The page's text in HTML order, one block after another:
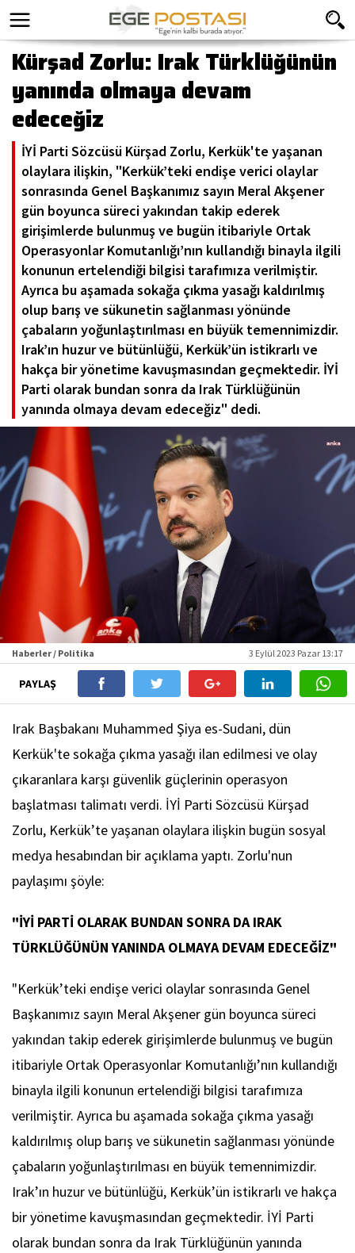
Kürşad Zorlu: Irak Türklüğünün
yanında olmaya devam
edeceğiz
İYİ Parti Sözcüsü Kürşad Zorlu, Kerkük'te yaşanan
olaylara ilişkin, "Kerkük’teki endişe verici olaylar
sonrasında Genel Başkanımız sayın Meral Akşener
gün boyunca süreci yakından takip ederek
girişimlerde bulunmuş ve bugün itibariyle Ortak
Operasyonlar Komutanlığı’nın kullandığı binayla ilgili
konunun ertelendiği bilgisi tarafımıza verilmiştir.
Ayrıca bu aşamada sokağa çıkma yasağı kaldırılmış
olup barış ve sükunetin sağlanması yönünde
çabaların yoğunlaştırılması en büyük temennimizdir.
Irak’ın huzur ve bütünlüğü, Kerkük’ün istikrarlı ve
hakça bir yönetime kavuşmasından geçmektedir. İYİ
Parti olarak bundan sonra da Irak Türklüğünün
yanında olmaya devam edeceğiz" dedi.
Haberler / Politika 3 Eylül 2023 Pazar 13:17
PAYLAŞ
Irak Başbakanı Muhammed Şiya es-Sudani, dün
Kerkük'te sokağa çıkma yasağı ilan edilmesi ve olay
çıkaranlara karşı güvenlik güçlerinin operasyon
başlatması talimatı verdi. İYİ Parti Sözcüsü Kürşad
Zorlu, Kerkük’te yaşanan olaylara ilişkin bugün sosyal
medya hesabından bir açıklama yaptı. Zorlu'nun
paylaşımı şöyle:
"İYİ PARTİ OLARAK BUNDAN SONRA DA IRAK
TÜRKLÜĞÜNÜN YANINDA OLMAYA DEVAM EDECEĞİZ"
"Kerkük’teki endişe verici olaylar sonrasında Genel
Başkanımız sayın Meral Akşener gün boyunca süreci
yakından takip ederek girişimlerde bulunmuş ve bugün
itibariyle Ortak Operasyonlar Komutanlığı’nın kullandığı
binayla ilgili konunun ertelendiği bilgisi tarafımıza
verilmiştir. Ayrıca bu aşamada sokağa çıkma yasağı
kaldırılmış olup barış ve sükunetin sağlanması yönünde
çabaların yoğunlaştırılması en büyük temennimizdir.
Irak’ın huzur ve bütünlüğü, Kerkük’ün istikrarlı ve hakça
bir yönetime kavuşmasından geçmektedir. İYİ Parti
olarak bundan sonra da Irak Türklüğünün yanında